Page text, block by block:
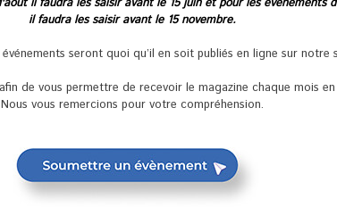
il faudra les saisir avant le 15 novembre.
seront quoi qu’il en soit publiés en ligne sur notre
de vous permettre de recevoir le magazine chaque mois
Nous vous remercions pour votre compréhension.